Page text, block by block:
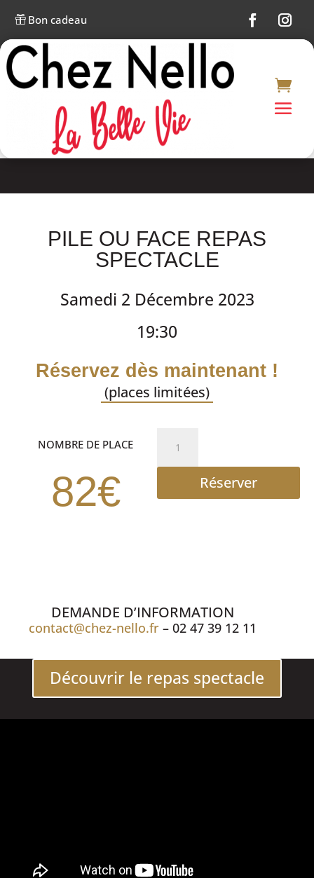
Bon cadeau
PILE OU FACE REPAS
SPECTACLE
Samedi 2 Décembre 2023
19:30
Réservez dès maintenant !
(places limitées)
NOMBRE DE PLACE
82€
PILE
FACE
Réserver
DEMANDE D’INFORMATION
contact@chez-nello.fr – 02 47 39 12 11
Découvrir le repas spectacle